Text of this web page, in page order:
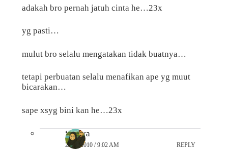
adakah bro pernah jatuh cinta he…23x
yg pasti…
mulut bro selalu mengatakan tidak buatnya…
tetapi perbuatan selalu menafikan ape yg muut
bicarakan…
sape xsyg bini kan he…23x
Suraya
22/09/2010 / 9:02 AM REPLY